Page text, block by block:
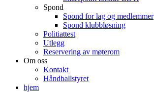
Spond
Spond for lag og medlemmer
Spond klubbløsning
Politiattest
Utlegg
Reservering av møterom
Om oss
Kontakt
Håndballstyret
hjem